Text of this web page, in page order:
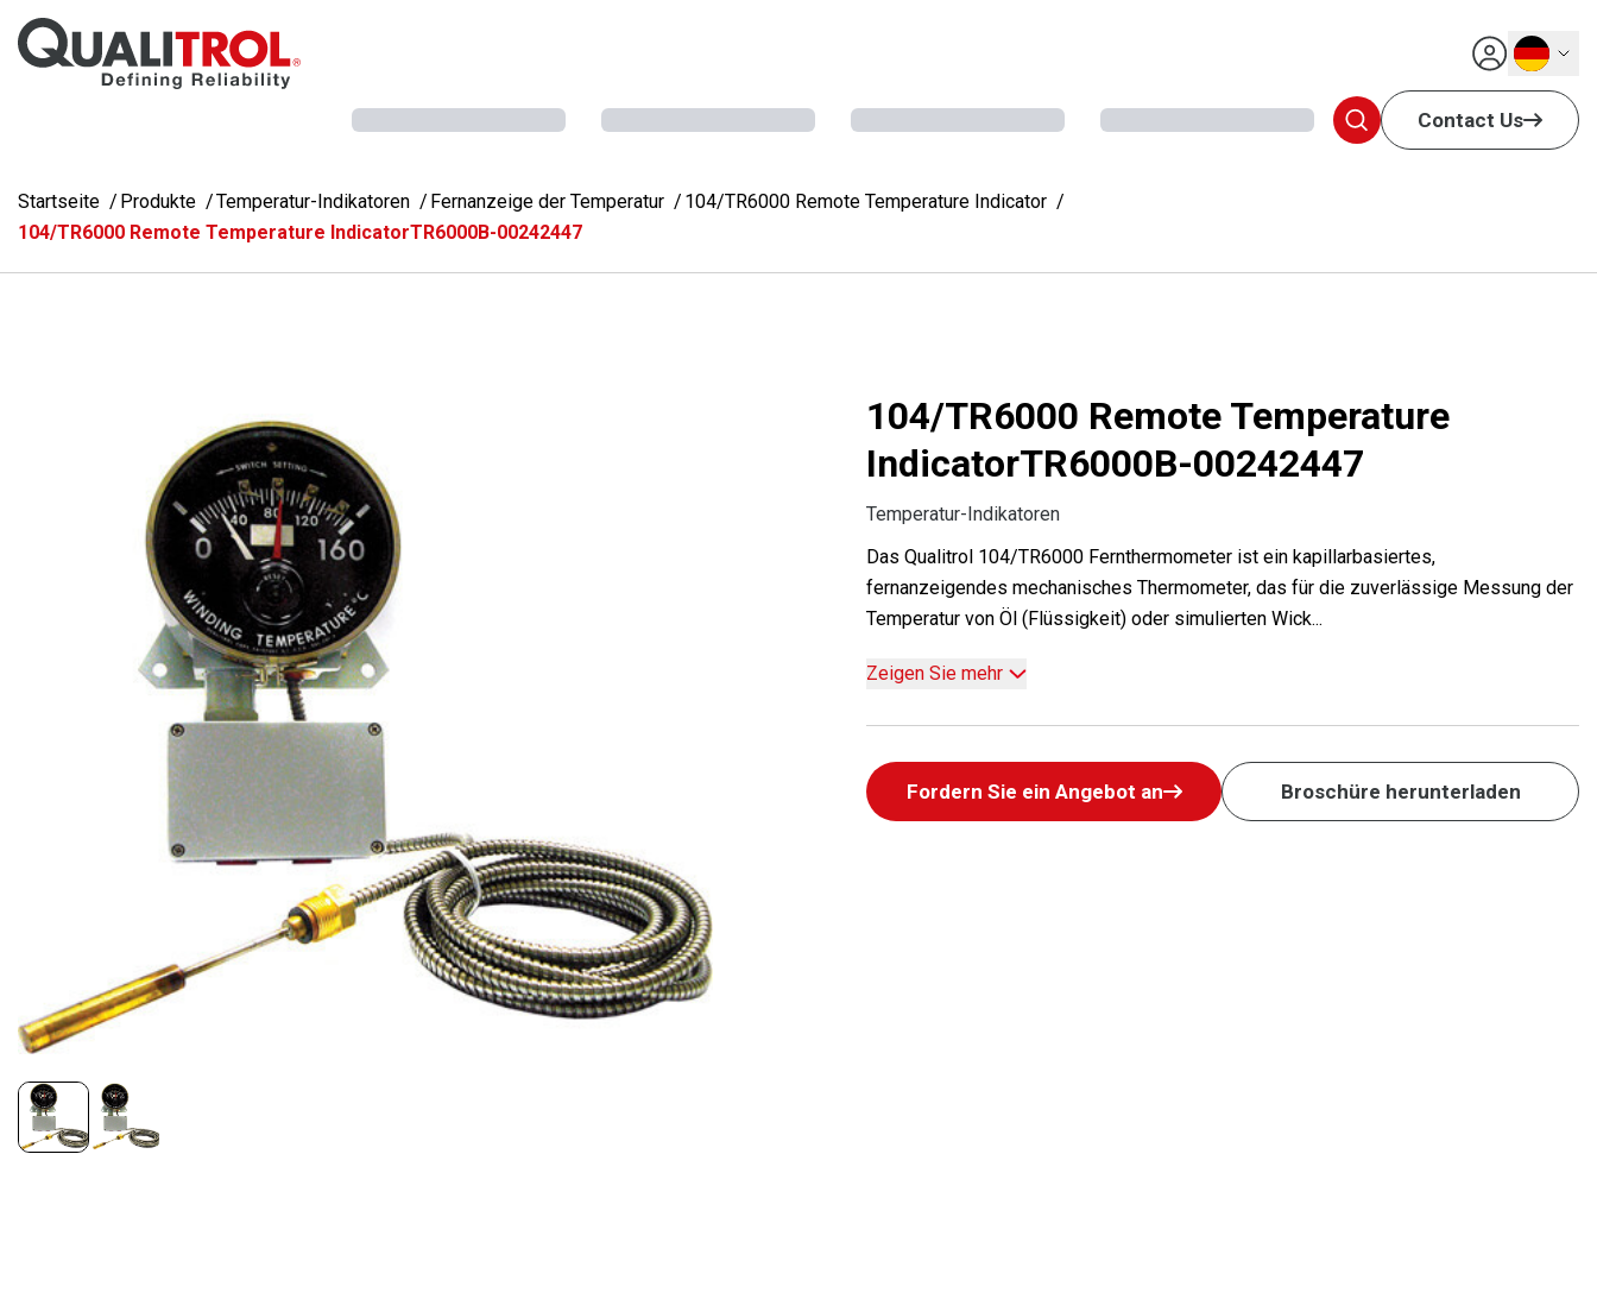
Überspringen Sie zum Hauptmenü
Deutsch
Contact Us
Startseite Produkte Temperatur-Indikatoren Fernanzeige der Temperatur
104/TR6000 Remote Temperature Indicator
104/TR6000 Remote Temperature IndicatorTR6000B-00242447
104/TR6000 Remote Temperature
IndicatorTR6000B-00242447
Temperatur-Indikatoren
Das Qualitrol 104/TR6000 Fernthermometer ist ein kapillarbasiertes,
fernanzeigendes mechanisches Thermometer, das für die zuverlässige Messung der
Temperatur von Öl (Flüssigkeit) oder simulierten Wick...
Zeigen Sie mehr
Fordern Sie ein Angebot an Broschüre herunterladen